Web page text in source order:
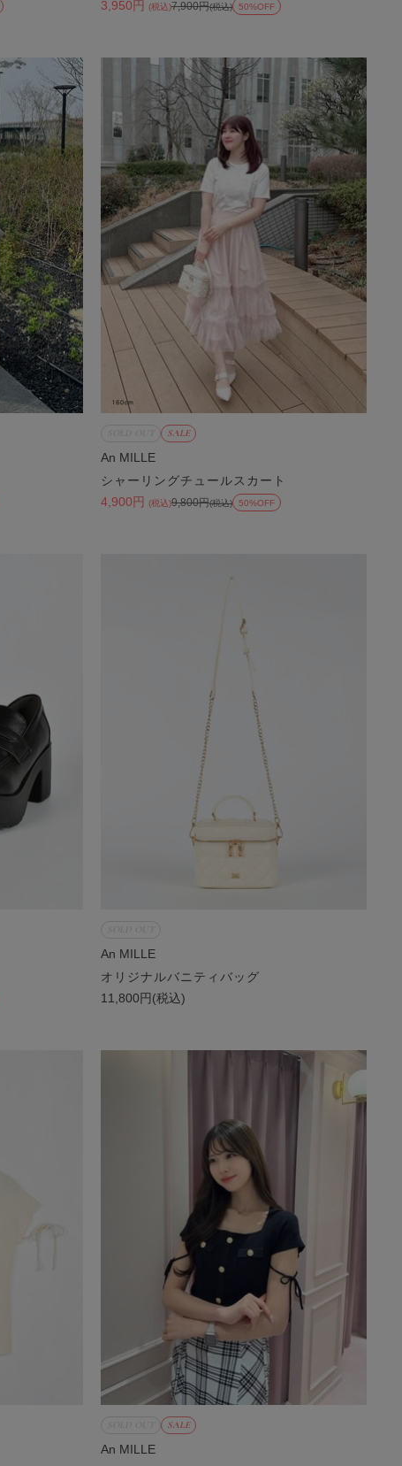
3,950円
(税込)7,900円(税込) 50%OFF
SALE
An MILLE
シャーリングチュールスカート
4,900円
(税込)9,800円(税込) 50%OFF
An MILLE
オリジナルバニティバッグ
11,800円(税込)
SALE
An MILLE